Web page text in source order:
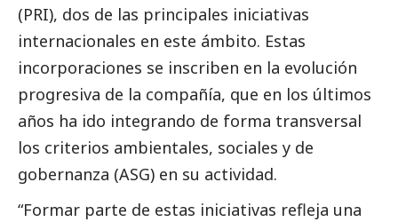
(PRI), dos de las principales iniciativas
internacionales en este ámbito. Estas
incorporaciones se inscriben en la evolución
progresiva de la compañía, que en los últimos
años ha ido integrando de forma transversal
los criterios ambientales, sociales y de
gobernanza (ASG) en su actividad.
“Formar parte de estas iniciativas refleja una